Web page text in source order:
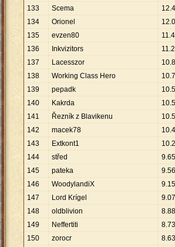
133
Scema 12.
134
Orionel 12.
135
evzen80 11.
136
Inkvizitors 11.
137
Lacesszor 10.
138
Working Class Hero 10.
139
pepadk 10.
140
Kakrda 10.
141
Řezník z Blavikenu 10.
142
macek78 10.
143
Extkont1 10.
144
střed 9.
145
pateka 9.
146
WoodylandiX 9.
147
Lord Krígel 9.
148
oldblivion 8.
149
Neffertiti 8.
150
zorocr 8.